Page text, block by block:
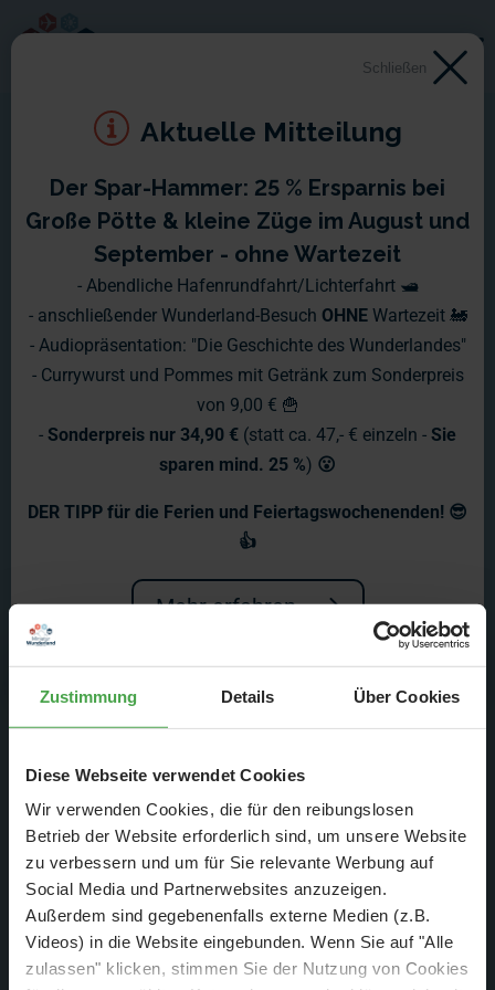
Zustimmung Details Über Cookies
Diese Webseite verwendet Cookies
Wir verwenden Cookies, die für den reibungslosen
Betrieb der Website erforderlich sind, um unsere Website
zu verbessern und um für Sie relevante Werbung auf
Social Media und Partnerwebsites anzuzeigen.
Außerdem sind gegebenenfalls externe Medien (z.B.
Videos) in die Website eingebunden. Wenn Sie auf "Alle
zulassen" klicken, stimmen Sie der Nutzung von Cookies
Lockdown-Update #7
Das Miniatur Wunderland ist weiterhin
geschlossen, in unserem neusten
Lockdown-Update zeigen wir, wie wir
dennoch die Zeit für Projekte nutzen
und wie unser Video-Team 'Beauty
Shots' von unserer Anlage produziert.
Diese Woche finden im Wunderland nur kleine Arbeiten statt,
da sich der Großteil unserer Wunderländer aktuell zu Hause
im Home Office befindet. Neben weiteren Arbeiten an den
Gewässern unseres USA-Abschnittes, renovieren wir auch
Schließen
Aktuelle Mitteilung
Der Spar-Hammer: 25 % Ersparnis bei
Große Pötte & kleine Züge im August und
September - ohne Wartezeit
- Abendliche Hafenrundfahrt/Lichterfahrt 🛥️
- anschließender Wunderland-Besuch OHNE Wartezeit 🚂
- Audiopräsentation: "Die Geschichte des Wunderlandes"
- Currywurst und Pommes mit Getränk zum Sonderpreis
von 9,00 € 🍟
- Sonderpreis nur 34,90 € (statt ca. 47,- € einzeln - Sie
sparen mind. 25 %) 😮
DER TIPP für die Ferien und Feiertagswochenenden! 😎
👍
Mehr erfahren